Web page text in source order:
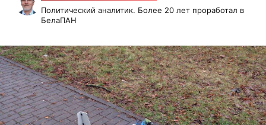
Политический аналитик. Более 20 лет проработал в
БелаПАН